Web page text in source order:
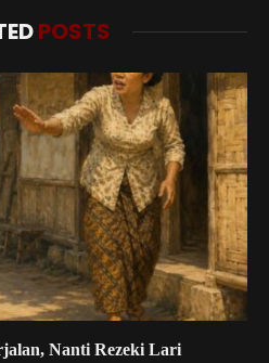
POSTS
Nanti Rezeki Lari